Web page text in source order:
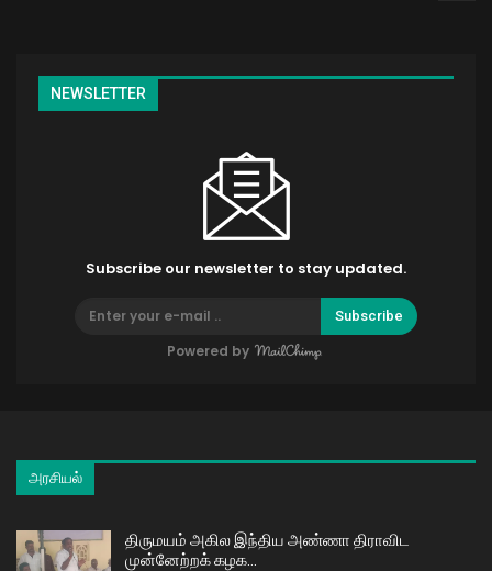
NEWSLETTER
Subscribe our newsletter to stay updated.
Subscribe
Powered by
அரசியல்
திருமயம் அகில இந்திய அண்ணா திராவிட
முன்னேற்றக் கழக…